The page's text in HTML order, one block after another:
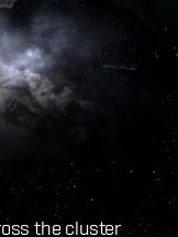
the cluster